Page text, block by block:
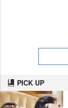
PICK UP